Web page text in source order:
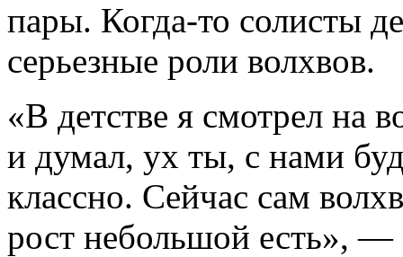
пары. Когда-то солисты
серьезные роли волхвов.
«В детстве я смотрел на
и думал, ух ты, с нами
классно. Сейчас сам
рост небольшой есть», —